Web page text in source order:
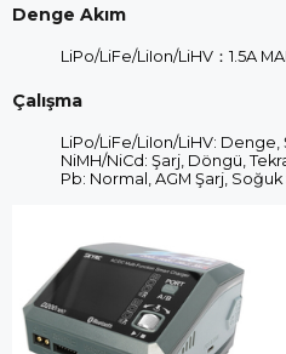
Denge Akım
LiPo/LiFe/LiIon/LiHV：1.5A
Çalışma
LiPo/LiFe/LiIon/LiHV:
NiMH/NiCd: Şarj, Döngü,
Pb: Normal, AGM Şarj,